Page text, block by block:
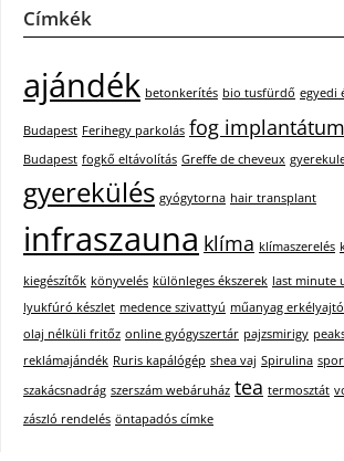
Címkék
ajándék betonkerítés bio tusfürdő egyedi
Budapest Ferihegy parkolás fog implantátum
Budapest fogkő eltávolítás Greffe de cheveux
gyerekülés gyógytorna hair transplant
infraszauna klíma klímaszerelés
kiegészítők könyvelés különleges ékszerek last minute
lyukfúró készlet medence szivattyú műanyag erkélyajtó
olaj nélküli fritőz online gyógyszertár pajzsmirigy
reklámajándék Ruris kapálógép shea vaj Spirulina
szakácsnadrág szerszám webáruház tea termosztát
zászló rendelés öntapadós címke